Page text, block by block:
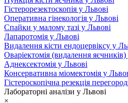
Гістерорезектоскопія у Львові
Оперативна гінекологія у Львові
Спайки у малому тазі у Львові
Лапаротомія у Львові
Видалення кісти ендоцервіксу у
Оваріектомія (видалення яєчників)
Аднексектомія у Львові
Консервативна міомектомія у
Гістероскопічна резекція
Лабораторні аналізи у Львові
×